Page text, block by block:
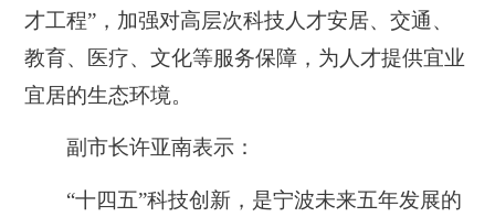
才工程”，加强对高层次科技人才安居、交通、
教育、医疗、文化等服务保障，为人才提供宜业
宜居的生态环境。
副市长许亚南表示：
“十四五”科技创新，是宁波未来五年发展的